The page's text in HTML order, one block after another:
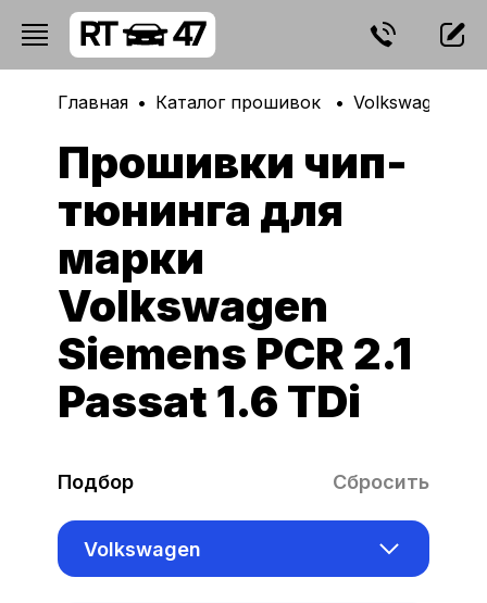
Главная Каталог прошивок Volkswagen
Прошивки чип-
тюнинга для
марки
Volkswagen
Siemens PCR 2.1
Passat 1.6 TDi
Подбор Сбросить
Volkswagen